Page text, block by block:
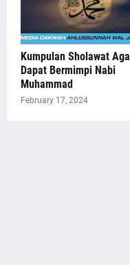
Kumpulan Sholawat
Dapat Bermimpi Nabi
Muhammad
February 17, 2024